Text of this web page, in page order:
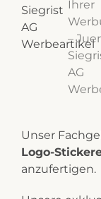
Unser
Logo-
anzufertigen.